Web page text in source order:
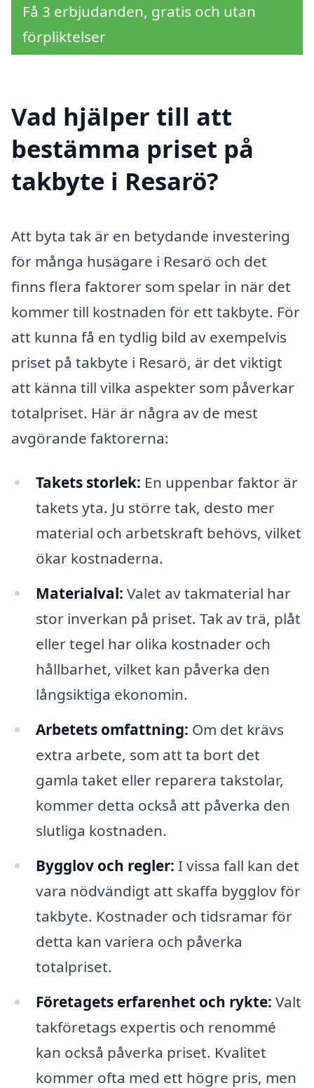
Få 3 erbjudanden, gratis och utan
förpliktelser
Vad hjälper till att
bestämma priset på
takbyte i Resarö?
Att byta tak är en betydande investering
för många husägare i Resarö och det
finns flera faktorer som spelar in när det
kommer till kostnaden för ett takbyte. För
att kunna få en tydlig bild av exempelvis
priset på takbyte i Resarö, är det viktigt
att känna till vilka aspekter som påverkar
totalpriset. Här är några av de mest
avgörande faktorerna:
Takets storlek: En uppenbar faktor är
takets yta. Ju större tak, desto mer
material och arbetskraft behövs, vilket
ökar kostnaderna.
Materialval: Valet av takmaterial har
stor inverkan på priset. Tak av trä, plåt
eller tegel har olika kostnader och
hållbarhet, vilket kan påverka den
långsiktiga ekonomin.
Arbetets omfattning: Om det krävs
extra arbete, som att ta bort det
gamla taket eller reparera takstolar,
kommer detta också att påverka den
slutliga kostnaden.
Bygglov och regler: I vissa fall kan det
vara nödvändigt att skaffa bygglov för
takbyte. Kostnader och tidsramar för
detta kan variera och påverka
totalpriset.
Företagets erfarenhet och rykte: Valt
takföretags expertis och renommé
kan också påverka priset. Kvalitet
kommer ofta med ett högre pris, men